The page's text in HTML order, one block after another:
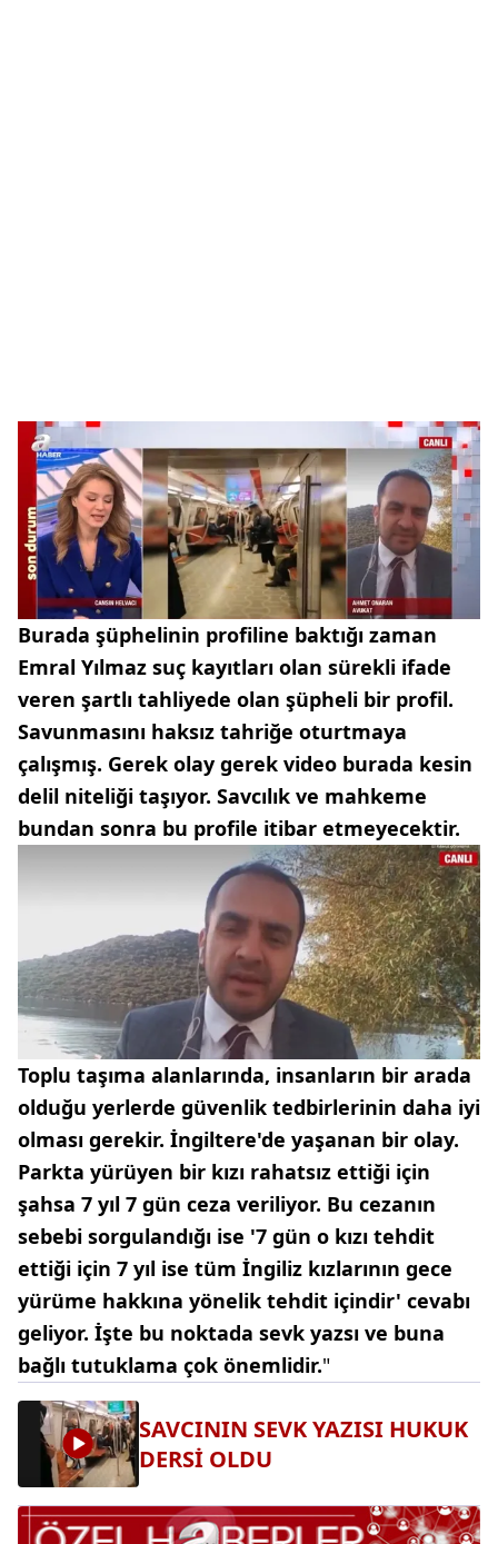
Burada şüphelinin profiline baktığı zaman
Emral Yılmaz suç kayıtları olan sürekli ifade
veren şartlı tahliyede olan şüpheli bir profil.
Savunmasını haksız tahriğe oturtmaya
çalışmış. Gerek olay gerek video burada kesin
delil niteliği taşıyor. Savcılık ve mahkeme
bundan sonra bu profile itibar etmeyecektir.
Toplu taşıma alanlarında, insanların bir arada
olduğu yerlerde güvenlik tedbirlerinin daha iyi
olması gerekir. İngiltere'de yaşanan bir olay.
Parkta yürüyen bir kızı rahatsız ettiği için
şahsa 7 yıl 7 gün ceza veriliyor. Bu cezanın
sebebi sorgulandığı ise '7 gün o kızı tehdit
ettiği için 7 yıl ise tüm İngiliz kızlarının gece
yürüme hakkına yönelik tehdit içindir' cevabı
geliyor. İşte bu noktada sevk yazsı ve buna
bağlı tutuklama çok önemlidir."
SAVCININ SEVK YAZISI HUKUK
DERSİ OLDU